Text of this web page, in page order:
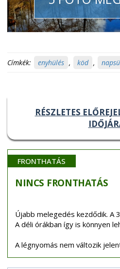
Címkék: enyhülés , köd ,
RÉSZLETES
FRONTHATÁS
NINCS FRONTHATÁS
Újabb melegedés kezdődik. A
A déli órákban így is könnyen
A légnyomás nem változik